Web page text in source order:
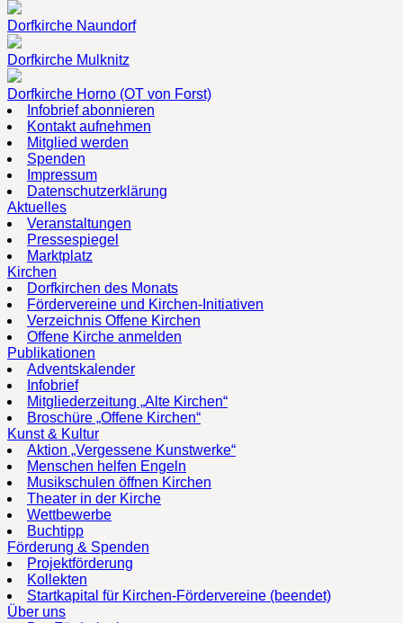
Dorfkirche Naundorf
Dorfkirche Mulknitz
Dorfkirche Horno (OT von Forst)
Infobrief abonnieren
Kontakt aufnehmen
Mitglied werden
Spenden
Impressum
Datenschutzerklärung
Aktuelles
Veranstaltungen
Pressespiegel
Marktplatz
Kirchen
Dorfkirchen des Monats
Fördervereine und Kirchen-Initiativen
Verzeichnis Offene Kirchen
Offene Kirche anmelden
Publikationen
Adventskalender
Infobrief
Mitgliederzeitung „Alte Kirchen“
Broschüre „Offene Kirchen“
Kunst & Kultur
Aktion „Vergessene Kunstwerke“
Menschen helfen Engeln
Musikschulen öffnen Kirchen
Theater in der Kirche
Wettbewerbe
Buchtipp
Förderung & Spenden
Projektförderung
Kollekten
Startkapital für Kirchen-Fördervereine (beendet)
Über uns